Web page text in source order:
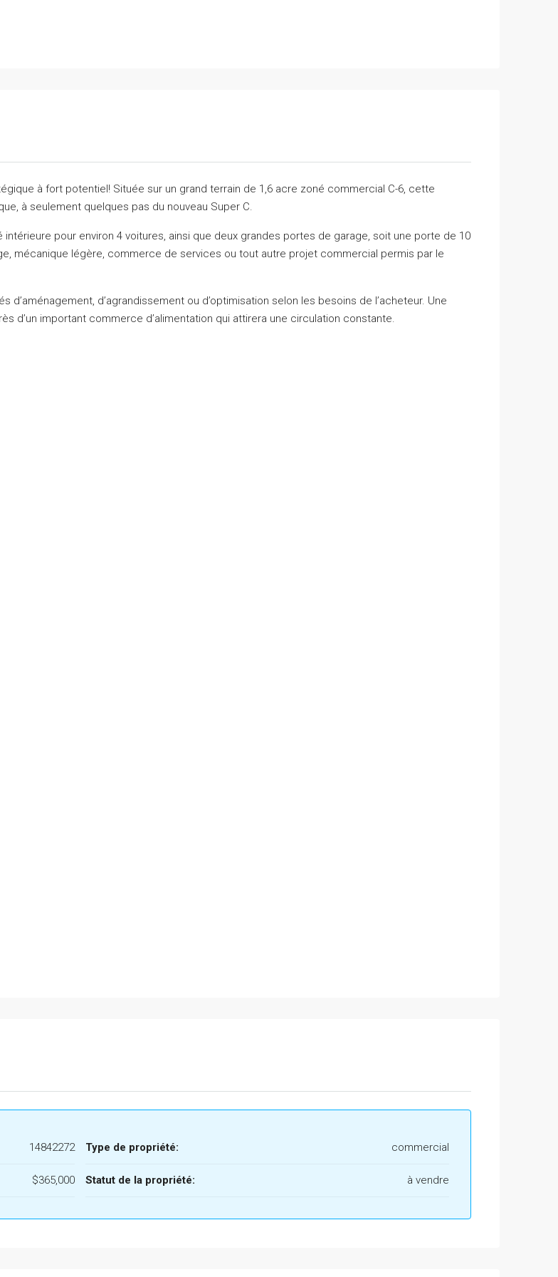
à fort potentiel! Située sur un grand terrain de 1,6 acre zoné commercial C-6, cette
à seulement quelques pas du nouveau Super C.
pour environ 4 voitures, ainsi que deux grandes portes de garage, soit une porte de 10
mécanique légère, commerce de services ou tout autre projet commercial permis par le
d’agrandissement ou d’optimisation selon les besoins de l’acheteur. Une
d’un important commerce d’alimentation qui attirera une circulation constante.
14842272
$365,000
Type de propriété: commercial
Statut de la propriété: à vendre